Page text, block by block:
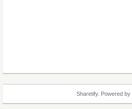
Sharetify. Powered by